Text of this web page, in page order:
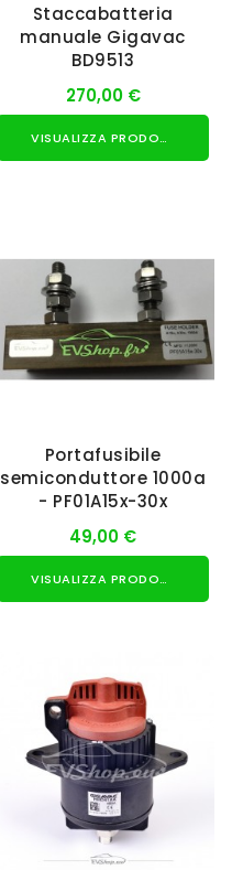
Staccabatteria
manuale Gigavac
BD9513
270,00 €
VISUALIZZA PRODOTTO
Portafusibile
semiconduttore 1000a
- PF01A15x-30x
49,00 €
VISUALIZZA PRODOTTO